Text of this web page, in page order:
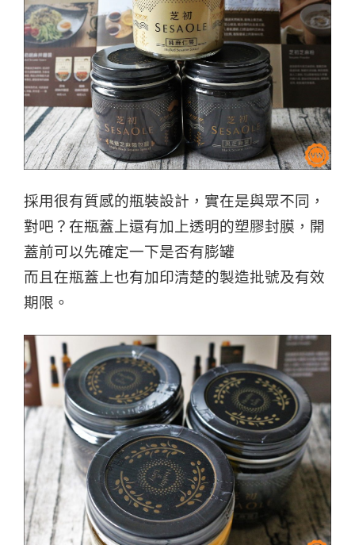
採用很有質感的瓶裝設計，實在是與眾不同，
對吧？ 在瓶蓋上還有加上透明的塑膠封膜，開
蓋前可以先確定一下是否有膨罐
而且在瓶蓋上也有加印清楚的製造批號及有效
期限。